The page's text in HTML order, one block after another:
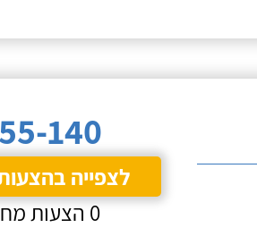
55-140
לצפייה
0 הצעות מחיר